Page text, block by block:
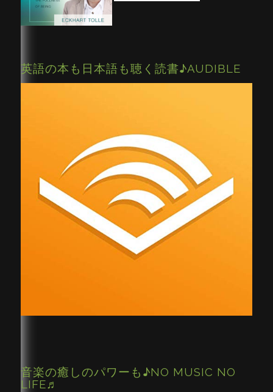
英語の本も日本語も聴く読書♪AUDIBLE
音楽の癒しのパワーも♪NO MUSIC NO
LIFE♬